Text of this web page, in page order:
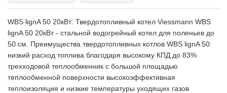
WBS lignA 50 20кВт: Твердотопливный котел Viessmann WBS
lignA 50 20кВт - стальной водогрейный котел для поленьев до
50 см. Преимущества твердотопливных котлов WBS lignA 50:
низкий расход топлива благодаря высокому КПД до 83%
трехходовой теплообменник с большой площадью
теплообменной поверхности высокоэффективная
теплоизоляция и низкие температуры уходящих газов